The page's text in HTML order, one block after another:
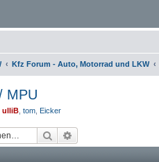
Kfz Forum - Auto, Motorrad und LKW
MPU
ulliB tom Eicker
Suche